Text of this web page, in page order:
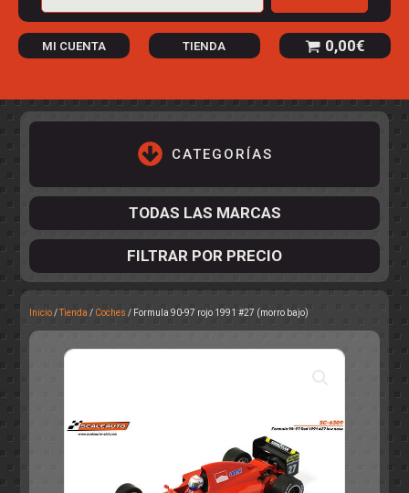
MI CUENTA TIENDA 0,00€
CATEGORÍAS
OTROS
RALLY
TODAS LAS MARCAS
FILTRAR POR PRECIO
Inicio/Tienda / Coches / Formula 90-97 rojo 1991 #27 (morro bajo)